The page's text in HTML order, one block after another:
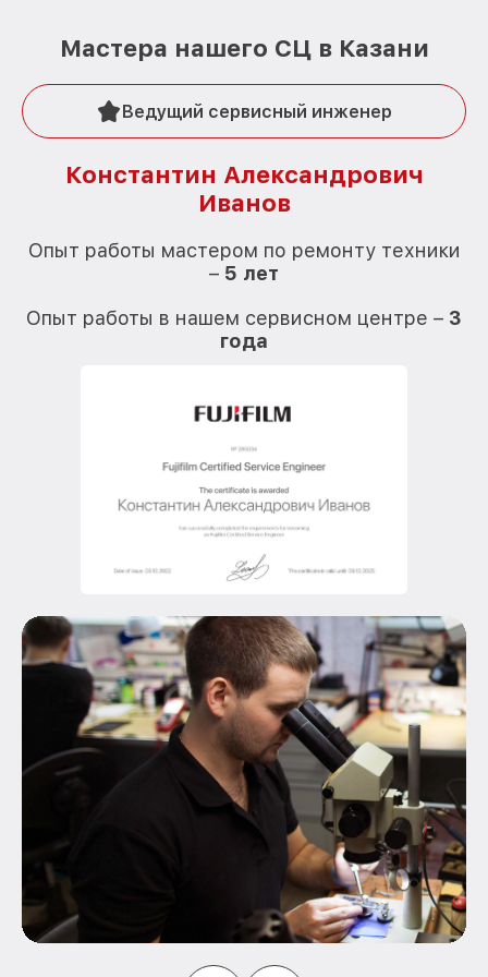
Мастера нашего СЦ в Казани
Ведущий сервисный инженер
Константин Александрович
Иванов
Опыт работы мастером по ремонту техники
– 5 лет
Опыт работы в нашем сервисном центре – 3
года